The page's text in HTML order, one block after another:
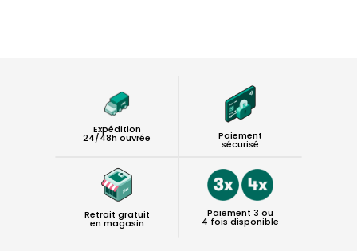
Expédition
24/48h ouvrée Paiement
sécurisé
Retrait gratuit
en magasin
Paiement 3 ou
4 fois disponible